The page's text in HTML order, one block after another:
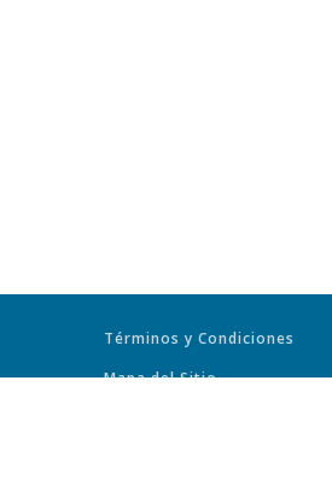
Términos y Condiciones
Mapa del Sitio